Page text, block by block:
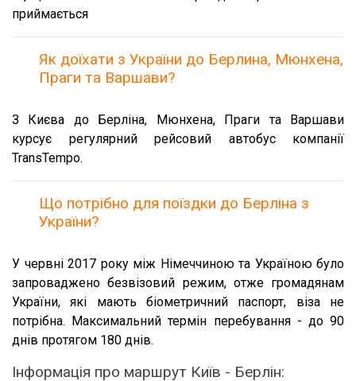
приймається
Як доїхати з України до Берлина, Мюнхена,
Праги та Варшави?
З Києва до Берліна, Мюнхена, Праги та Варшави
курсує регулярний рейсовий автобус компанії
TransTempo.
Що потрібно для поїздки до Берліна з
України?
У червні 2017 року між Німеччиною та Україною було
запроваджено безвізовий режим, отже громадянам
України, які мають біометричний паспорт, віза не
потрібна. Максимальний термін перебування - до 90
днів протягом 180 днів.
Інформація про маршрут Київ - Берлін: